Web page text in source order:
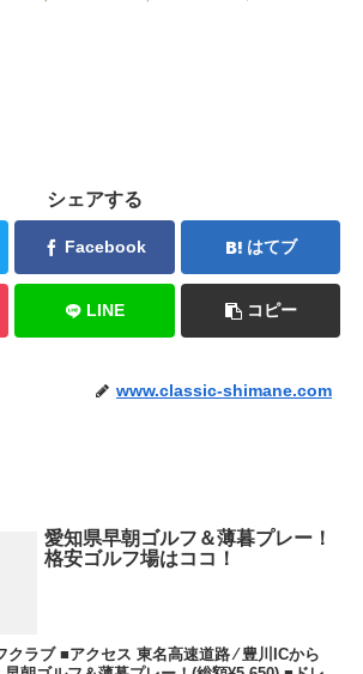
シェアする
Facebook はてブ
LINE コピー
www.classic-shimane.com
愛知県早朝ゴルフ＆薄暮プレー！
格安ゴルフ場はココ！
クラブ ■アクセス 東名高速道路 ⁄ 豊川ICから